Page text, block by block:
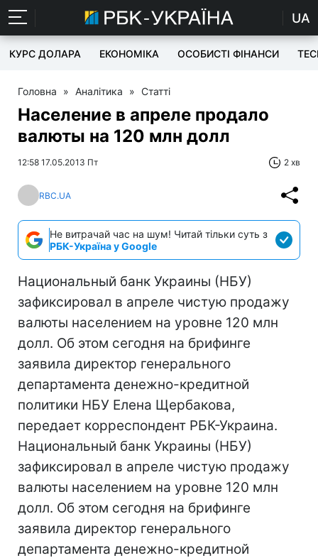
UA
КУРС ДОЛАРА ЕКОНОМІКА ОСОБИСТІ ФІНАНСИ
Головна » Аналітика » Статті
Население в апреле продало
валюты на 120 млн долл
12:58 17.05.2013 Пт 2 хв
RBC.UA
Не витрачай час на шум! Читай тільки суть з
РБК-Україна у Google
Национальный банк Украины (НБУ)
зафиксировал в апреле чистую продажу
валюты населением на уровне 120 млн
долл. Об этом сегодня на брифинге
заявила директор генерального
департамента денежно-кредитной
политики НБУ Елена Щербакова,
передает корреспондент РБК-Украина.
Национальный банк Украины (НБУ)
зафиксировал в апреле чистую продажу
валюты населением на уровне 120 млн
долл. Об этом сегодня на брифинге
заявила директор генерального
департамента денежно-кредитной